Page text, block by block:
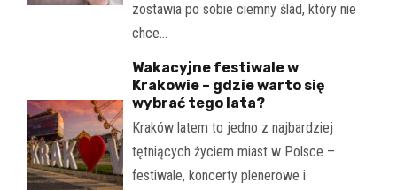
zostawia po sobie ciemny ślad, który nie
chce…
Wakacyjne festiwale w
Krakowie – gdzie warto się
wybrać tego lata?
Kraków latem to jedno z najbardziej
tętniących życiem miast w Polsce –
festiwale, koncerty plenerowe i